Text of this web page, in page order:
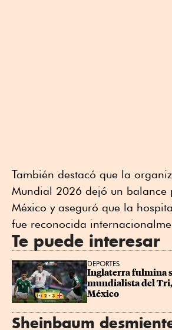
También destacó que la
Mundial 2026 dejó un balance
México y aseguró que la
fue reconocida
Te puede interesar
DEPORTES
Inglaterra fulmina
mundialista del Tri,
México
Sheinbaum